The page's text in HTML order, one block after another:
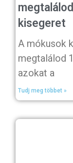
kisegeret
A mókusok
megtalálod
azokat a
Tudj meg többet »